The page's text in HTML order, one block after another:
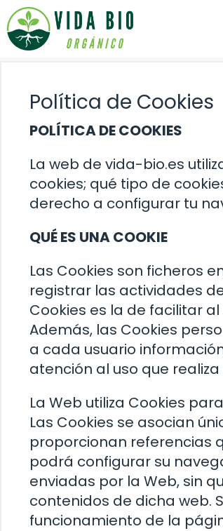
Saltar
al
contenido
Política de Cookies
POLÍTICA DE COOKIES
La web de vida-bio.es
cookies; qué tipo de
derecho a configurar tu
QUÉ ES UNA COOKIE
Las Cookies son ficheros
registrar las actividades
Cookies es la de facilitar
Además, las Cookies
a cada usuario
atención al uso que realiza
La Web utiliza Cookies
Las Cookies se asocian
proporcionan referencias
podrá configurar su
enviadas por la Web, sin
contenidos de dicha web.
funcionamiento de la